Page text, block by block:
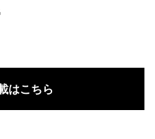
はこちら